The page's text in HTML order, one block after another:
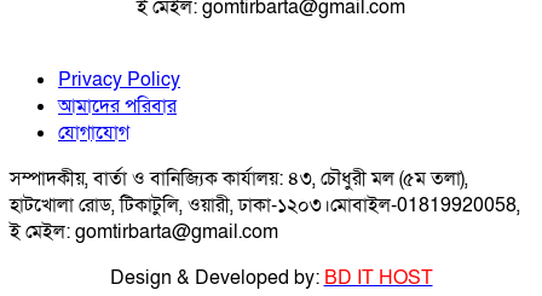
ই মেইল: gomtirbarta@gmail.com
Privacy Policy
আমাদের পরিবার
যোগাযোগ
সম্পাদকীয়, বার্তা ও বানিজ্যিক কার্যালয়: ৪৩, চৌধুরী মল (৫ম তলা),
হাটখোলা রোড, টিকাটুলি, ওয়ারী, ঢাকা-১২০৩।মোবাইল-01819920058,
ই মেইল: gomtirbarta@gmail.com
Design & Developed by: BD IT HOST